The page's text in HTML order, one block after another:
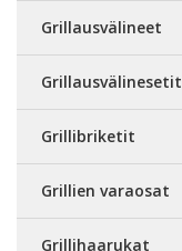
Grillausvälineet
Grillausvälinesetit
Grillibriketit
Grillien varaosat
Grillihaarukat